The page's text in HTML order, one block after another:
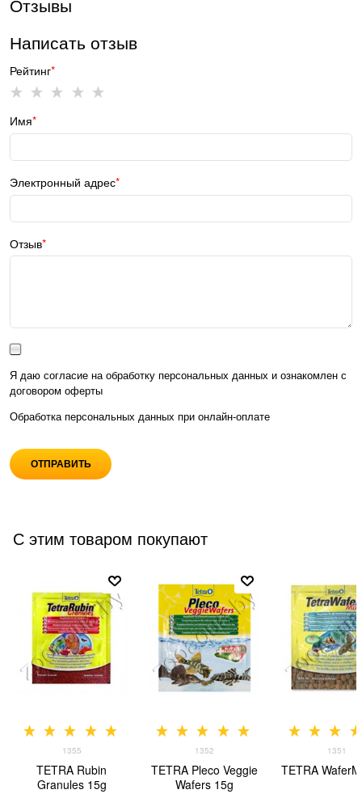
Написать отзыв
Рейтинг
Имя
Электронный адрес
Отзыв
Я даю согласие на обработку персональных данных и ознакомлен с
договором оферты
Обработка персональных данных при онлайн-оплате
С этим товаром покупают
1355
TETRA Rubin
Granules 15g
1352
TETRA Pleco Veggie
Wafers 15g
1351
TETRA